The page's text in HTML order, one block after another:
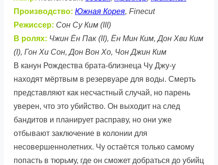
Производство: Южная Корея, Finecut
Режиссер: Сон Су Ким (III)
В ролях: Чжин Ён Пак (II), Ён Мин Ким, Дон Хви Ким
(I), Гон Хи Сон, Дон Вон Хо, Чон Джин Ким
В канун Рождества брата-близнеца Чу Джу-у
находят мёртвым в резервуаре для воды. Смерть
представляют как несчастный случай, но парень
уверен, что это убийство. Он выходит на след
бандитов и планирует расправу, но они уже
отбывают заключение в колонии для
несовершеннолетних. Чу остаётся только самому
попасть в тюрьму, где он сможет добраться до убийц